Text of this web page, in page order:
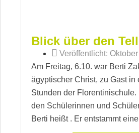
Blick über den
Veröffentlicht:
Am Freitag, 6.10. war Berti
ägyptischer Christ, zu Gast in
Stunden der Florentinischule.
den Schülerinnen und
Berti heißt . Er entstammt